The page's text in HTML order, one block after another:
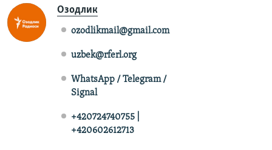
Озодлик
ozodlikmail@gmail.com
uzbek@rferl.org
WhatsApp / Telegram /
Signal
+420724740755 |
+420602612713